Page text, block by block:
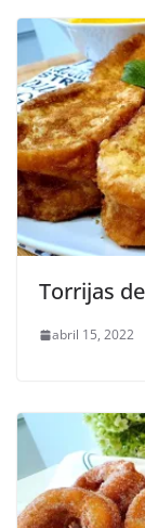
Torrijas
abril 15, 2022